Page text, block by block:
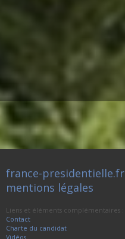
france-presidentielle.fr
mentions légales
Liens et éléments complémentaires :
Contact
Charte du candidat
Vidéos